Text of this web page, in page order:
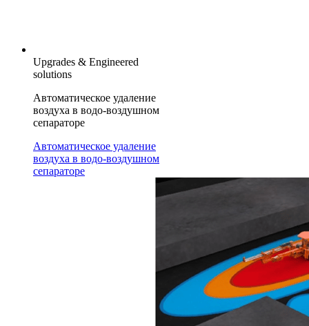
Upgrades & Engineered
solutions
Автоматическое удаление
воздуха в водо-воздушном
сепараторе
Автоматическое удаление
воздуха в водо-воздушном
сепараторе